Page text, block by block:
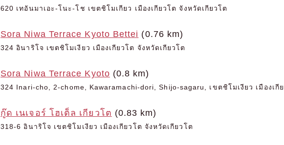
620 เทอันมาเอะ-โนะ-โช เขตชิโมเกียว เมืองเกียวโต จังหวัดเกียวโต
Sora Niwa Terrace Kyoto Bettei (0.76 km)
324 อินาริโจ เขตชิโมเงียว เมืองเกียวโต จังหวัดเกียวโต
Sora Niwa Terrace Kyoto (0.8 km)
324 Inari-cho, 2-chome, Kawaramachi-dori, Shijo-sagaru, เขตชิโมเงียว เมืองเกี
กู๊ด เนเจอร์ โฮเต็ล เกียวโต (0.83 km)
318-6 อินาริโจ เขตชิโมเงียว เมืองเกียวโต จังหวัดเกียวโต